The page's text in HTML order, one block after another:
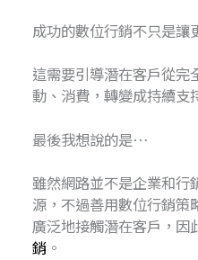
成功的數位行銷不只是讓
這需要引導潛在客戶從完
動、消費，轉變成持續支
最後我想說的是…
雖然網路並不是企業和行
源，不過善用數位行銷策
廣泛地接觸潛在客戶，因
銷 。